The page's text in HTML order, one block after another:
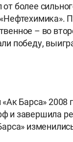
более
– во
победу,
Барса» 2008
и завершила